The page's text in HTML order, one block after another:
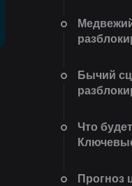
Бычий
Что
Прогноз